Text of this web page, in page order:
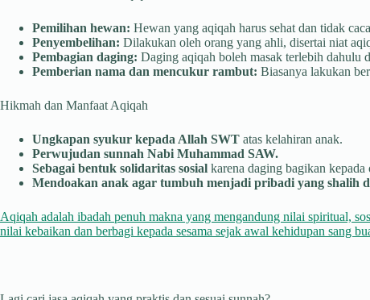
Pemilihan hewan: Hewan yang aqiqah harus sehat dan tidak
Penyembelihan: Dilakukan oleh orang yang ahli, disertai niat
Pembagian daging: Daging aqiqah boleh masak terlebih dahulu
Pemberian nama dan mencukur rambut: Biasanya lakukan
Hikmah dan Manfaat Aqiqah
Ungkapan syukur kepada Allah SWT atas kelahiran anak.
Perwujudan sunnah Nabi Muhammad SAW.
Sebagai bentuk solidaritas sosial karena daging bagikan kepada
Mendoakan anak agar tumbuh menjadi pribadi yang shalih
Aqiqah adalah ibadah penuh makna yang mengandung nilai spiritual,
nilai kebaikan dan berbagi kepada sesama sejak awal kehidupan sang